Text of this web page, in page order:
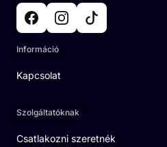
Információ
Kapcsolat
Szolgáltatóknak
Csatlakozni szeretnék